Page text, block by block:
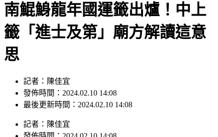
南鯤鯓龍年國運籤出爐！中上
籤「進士及第」廟方解讀這意
思
記者：陳佳宜
發佈時間：2024.02.10 14:08
最後更新時間：2024.02.10 14:08
記者 ： 陳佳宜